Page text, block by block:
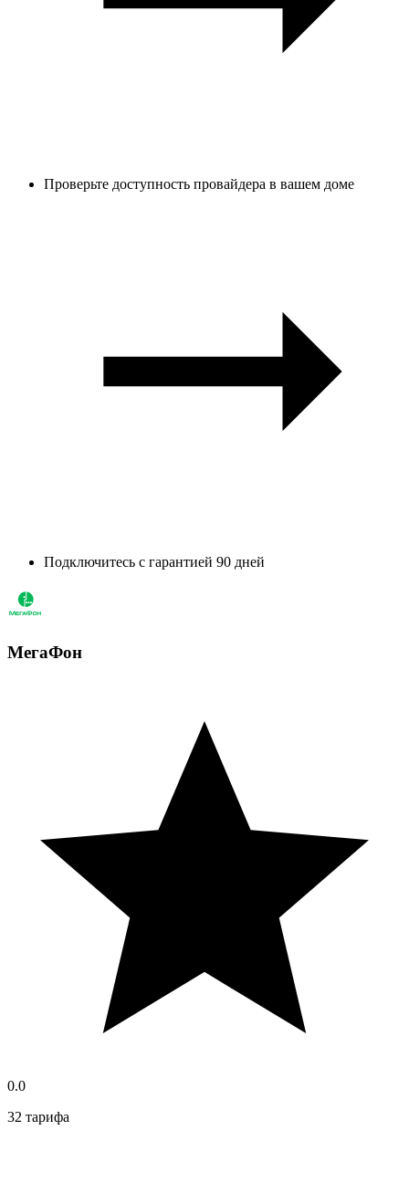
Проверьте доступность провайдера в вашем доме
Подключитесь с гарантией 90 дней
МегаФон
0.0
32 тарифа